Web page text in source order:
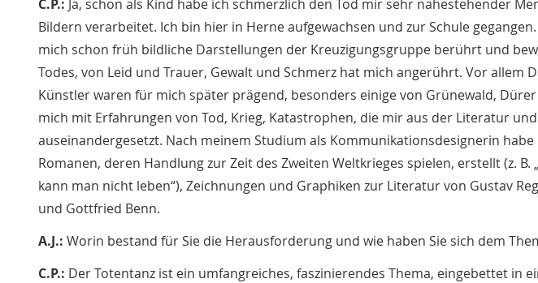
C.P.: Ja, schon als Kind habe ich schmerzlich den Tod mir sehr nahestehender
Bildern verarbeitet. Ich bin hier in Herne aufgewachsen und zur Schule
mich schon früh bildliche Darstellungen der Kreuzigungsgruppe berührt und
Todes, von Leid und Trauer, Gewalt und Schmerz hat mich angerührt. Vor allem
Künstler waren für mich später prägend, besonders einige von Grünewald,
mich mit Erfahrungen von Tod, Krieg, Katastrophen, die mir aus der Literatur
auseinandergesetzt. Nach meinem Studium als Kommunikationsdesignerin
Romanen, deren Handlung zur Zeit des Zweiten Weltkrieges spielen, erstellt (z. B.
kann man nicht leben“), Zeichnungen und Graphiken zur Literatur von Gustav
und Gottfried Benn.
A.J.: Worin bestand für Sie die Herausforderung und wie haben Sie sich dem
C.P.: Der Totentanz ist ein umfangreiches, faszinierendes Thema, eingebettet in